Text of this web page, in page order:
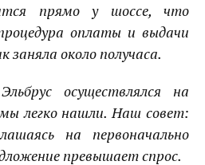
прямо у шоссе, что
оплаты и выдачи
заняла около получаса.
осуществлялся на
легко нашли. Наш совет:
на первоначально
превышает спрос.